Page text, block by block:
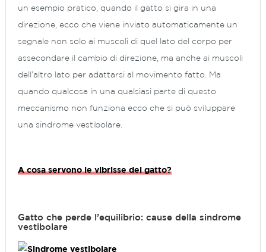
un esempio pratico, quando il gatto si gira in una
direzione, ecco che viene inviato automaticamente un
segnale non solo ai muscoli di quel lato del corpo per
assecondare il cambio di direzione, ma anche ai muscoli
dell’altro lato per adattarsi al movimento fatto. Ma
quando qualcosa in una qualsiasi parte di questo
meccanismo non funziona ecco che si può sviluppare
una sindrome vestibolare.
A cosa servono le vibrisse del gatto?
Gatto che perde l’equilibrio: cause della sindrome
vestibolare